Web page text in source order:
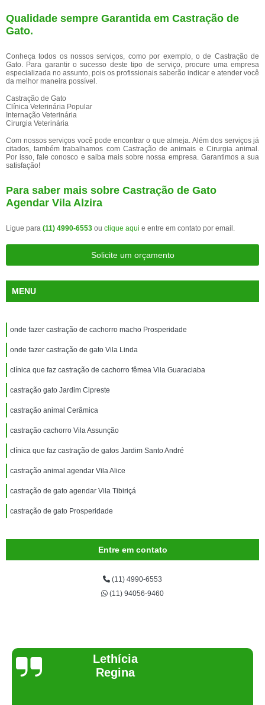
Qualidade sempre Garantida em Castração de
Gato.
Conheça todos os nossos serviços, como por exemplo, o de Castração de
Gato. Para garantir o sucesso deste tipo de serviço, procure uma empresa
especializada no assunto, pois os profissionais saberão indicar e atender você
da melhor maneira possível.
Castração de Gato
Clínica Veterinária Popular
Internação Veterinária
Cirurgia Veterinária
Com nossos serviços você pode encontrar o que almeja. Além dos serviços já
citados, também trabalhamos com Castração de animais e Cirurgia animal.
Por isso, fale conosco e saiba mais sobre nossa empresa. Garantimos a sua
satisfação!
Para saber mais sobre Castração de Gato
Agendar Vila Alzira
Ligue para (11) 4990-6553 ou clique aqui e entre em contato por email.
Solicite um orçamento
MENU
onde fazer castração de cachorro macho Prosperidade
onde fazer castração de gato Vila Linda
clínica que faz castração de cachorro fêmea Vila Guaraciaba
castração gato Jardim Cipreste
castração animal Cerâmica
castração cachorro Vila Assunção
clínica que faz castração de gatos Jardim Santo André
castração animal agendar Vila Alice
castração de gato agendar Vila Tibiriçá
castração de gato Prosperidade
Entre em contato
(11) 4990-6553
(11) 94056-9460
Joelma Lilian